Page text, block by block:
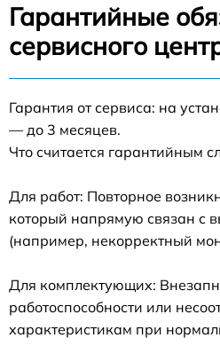
Гарантийные
сервисного
Гарантия от сервиса: на
— до 3 месяцев.
Что считается гарантийным
Для работ: Повторное
который напрямую связан с
(например, некорректный
Для комплектующих:
работоспособности или
характеристикам при